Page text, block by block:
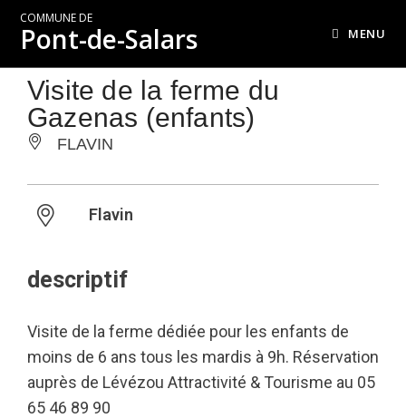
COMMUNE DE
Pont-de-Salars MENU
Visite de la ferme du
Gazenas (enfants)
FLAVIN
Flavin
descriptif
Visite de la ferme dédiée pour les enfants de
moins de 6 ans tous les mardis à 9h. Réservation
auprès de Lévézou Attractivité & Tourisme au 05
65 46 89 90